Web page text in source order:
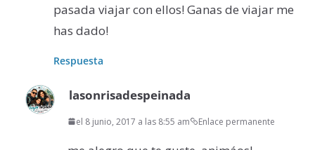
pasada viajar con ellos! Ganas de viajar me
has dado!
Respuesta
lasonrisadespeinada
el 8 junio, 2017 a las 8:55 am Enlace permanente